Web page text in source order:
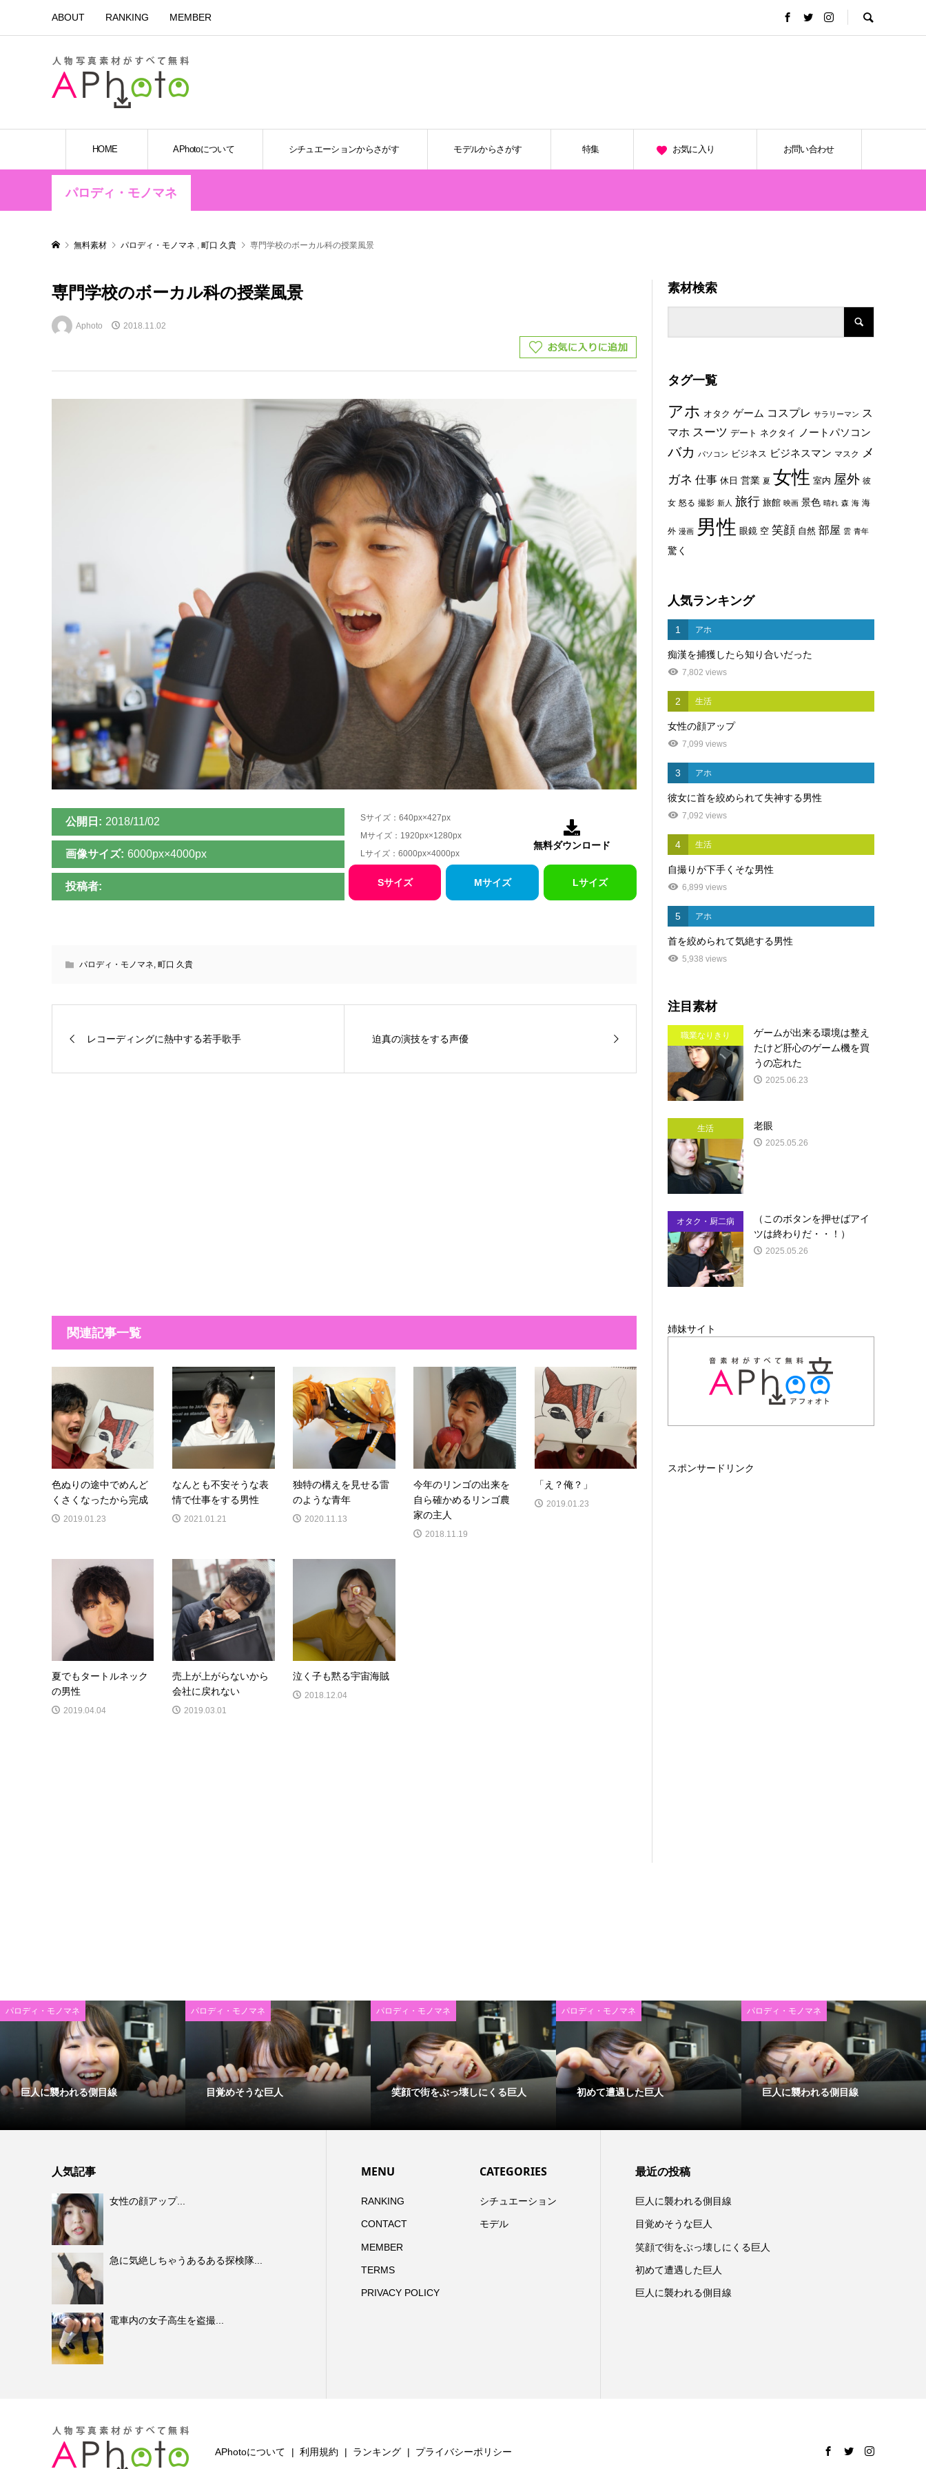
ABOUT RANKING MEMBER
HOME APhotoについて シチュエーションからさがす モデルからさがす 特集 お気に入り お問い合わせ
パロディ・モノマネ
無料素材 パロディ・モノマネ , 町口 久貴 専門学校のボーカル科の授業風景
専門学校のボーカル科の授業風景
Aphoto 2018.11.02
公開日: 2018/11/02
画像サイズ: 6000px×4000px
投稿者:
Sサイズ：640px×427px
Mサイズ：1920px×1280px
Lサイズ：6000px×4000px

無料ダウンロード
Sサイズ Mサイズ Lサイズ
パロディ・モノマネ 町口 久貴
レコーディングに熱中する若手歌手 迫真の演技をする声優
関連記事一覧
色ぬりの途中でめんど
くさくなったから完成
2019.01.23
なんとも不安そうな表
情で仕事をする男性
2021.01.21
独特の構えを見せる雷
のような青年
2020.11.13
今年のリンゴの出来を
自ら確かめるリンゴ農
家の主人
2018.11.19
「え？俺？」
2019.01.23
夏でもタートルネック
の男性
2019.04.04
売上が上がらないから
会社に戻れない
2019.03.01
泣く子も黙る宇宙海賊
2018.12.04
素材検索
タグ一覧
アホ オタク ゲーム コスプレ サラリーマン ス
マホ スーツ デート ネクタイ ノートパソコン
バカ パソコン ビジネス ビジネスマン マスク メ
ガネ 仕事 休日 営業 夏 女性 室内 屋外 彼
女 怒る 撮影 新人 旅行 旅館 映画 景色 晴れ 森 海 海
外 漫画 男性 眼鏡 空 笑顔 自然 部屋 雲 青年
驚く
人気ランキング
1 アホ
痴漢を捕獲したら知り合いだった
7,802 views
2 生活
女性の顔アップ
7,099 views
3 アホ
彼女に首を絞められて失神する男性
7,092 views
4 生活
自撮りが下手くそな男性
6,899 views
5 アホ
首を絞められて気絶する男性
5,938 views
注目素材
職業なりきり
ゲームが出来る環境は整え
たけど肝心のゲーム機を買
うの忘れた
2025.06.23
生活 老眼
2025.05.26
オタク・厨二病
（このボタンを押せばアイ
ツは終わりだ・・！）
2025.05.26
姉妹サイト
スポンサードリンク
パロディ・モノマネ
巨人に襲われる側目線
パロディ・モノマネ
目覚めそうな巨人
パロディ・モノマネ
笑顔で街をぶっ壊しにくる巨人
パロディ・モノマネ
初めて遭遇した巨人
パロディ・モノマネ
巨人に襲われる側目線
人気記事
女性の顔アップ...
急に気絶しちゃうあるある探検隊...
電車内の女子高生を盗撮...
MENU
RANKING
CONTACT
MEMBER
TERMS
PRIVACY POLICY
CATEGORIES
シチュエーション
モデル
最近の投稿
巨人に襲われる側目線
目覚めそうな巨人
笑顔で街をぶっ壊しにくる巨人
初めて遭遇した巨人
巨人に襲われる側目線
APhotoについて 利用規約 ランキング プライバシーポリシー